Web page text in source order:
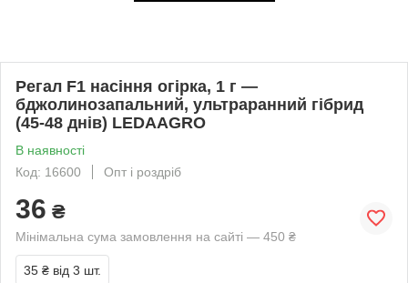
Регал F1 насіння огірка, 1 г —
бджолинозапальний, ультраранний гібрид
(45-48 днів) LEDAAGRO
В наявності
Код: 16600
Опт і роздріб
36 ₴
Мінімальна сума замовлення на сайті — 450 ₴
35 ₴ від 3 шт.